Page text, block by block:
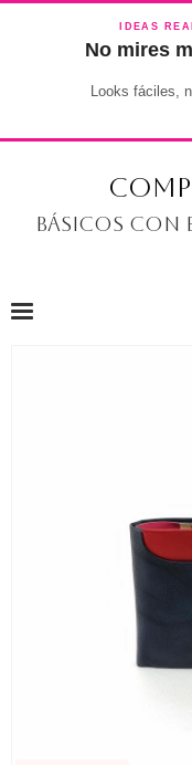
IDEAS
No mires
Looks fáciles,
Básicos con